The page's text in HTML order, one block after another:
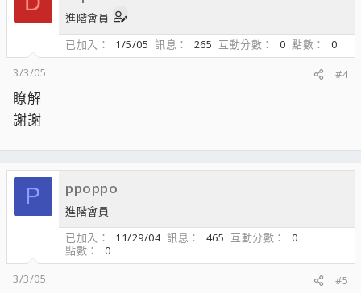
進階會員
已加入
1/5/05 訊息 265 互動分數 0 點數
0
3/3/05
#4
瞭解
謝謝
P ppoppo
進階會員
已加入
11/29/04 訊息 465 互動分數
0
點數
0
3/3/05
#5